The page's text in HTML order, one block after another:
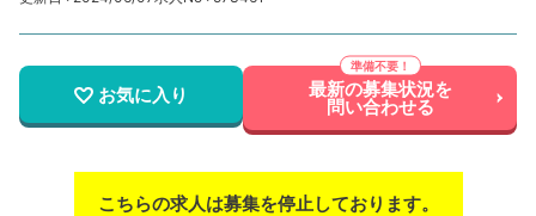
お気に入り 最新の募集状況を
問い合わせる
こちらの求人は募集を停止しております。